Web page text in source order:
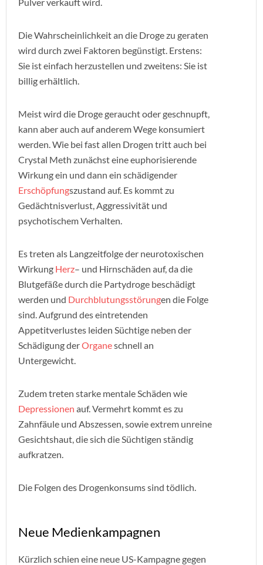
Die Wahrscheinlichkeit an die Droge zu geraten
wird durch zwei Faktoren begünstigt. Erstens:
Sie ist einfach herzustellen und zweitens: Sie ist
billig erhältlich.
Meist wird die Droge geraucht oder geschnupft,
kann aber auch auf anderem Wege konsumiert
werden. Wie bei fast allen Drogen tritt auch bei
Crystal Meth zunächst eine euphorisierende
Wirkung ein und dann ein schädigender
Erschöpfungszustand auf. Es kommt zu
Gedächtnisverlust, Aggressivität und
psychotischem Verhalten.
Es treten als Langzeitfolge der neurotoxischen
Wirkung Herz– und Hirnschäden auf, da die
Blutgefäße durch die Partydroge beschädigt
werden und Durchblutungsstörungen die Folge
sind. Aufgrund des eintretenden
Appetitverlustes leiden Süchtige neben der
Schädigung derOrganeschnell an
Untergewicht.
Zudem treten starke mentale Schäden wie
Depressionen auf. Vermehrt kommt es zu
Zahnfäule und Abszessen, sowie extrem unreine
Gesichtshaut, die sich die Süchtigen ständig
aufkratzen.
Die Folgen des Drogenkonsums sind tödlich.
Neue Medienkampagnen
Kürzlich schien eine neue US-Kampagne gegen